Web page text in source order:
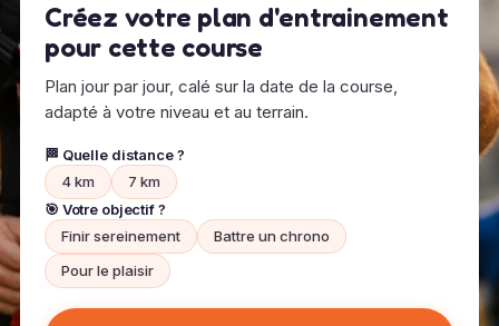
Créez votre plan d'entrainement
pour cette course
Plan jour par jour, calé sur la date de la course,
adapté à votre niveau et au terrain.
🏁 Quelle distance ?
4 km
7 km
🎯 Votre objectif ?
Finir sereinement
Battre un chrono
Pour le plaisir